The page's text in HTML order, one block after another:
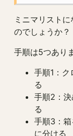
ミニマリスト
のでしょうか？
手順は5つあり
手順1：
る
手順2：
る
手順3：箱
に分ける